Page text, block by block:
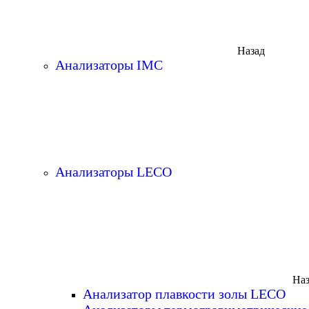
Назад
Анализаторы IMC
Анализаторы LECO
Анализатор плавкости золы LECO